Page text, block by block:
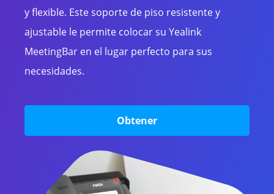
Videocolaboración y Salas de Reunión
Inteligentes
Gateways
SBC
y flexible. Este soporte de piso resistente y
ajustable le permite colocar su Yealink
MeetingBar en el lugar perfecto para sus
necesidades.
Obtener